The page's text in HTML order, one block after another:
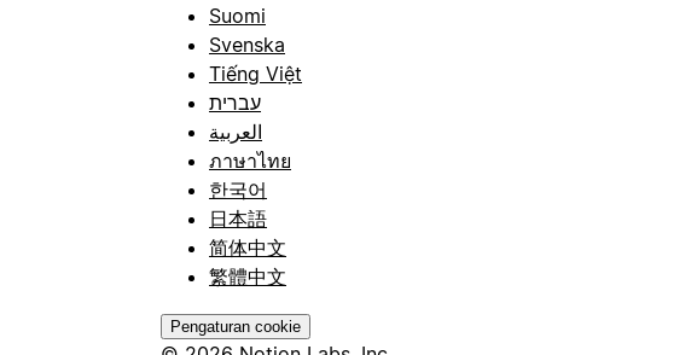
Suomi
Svenska
Tiếng Việt
עברית
العربية
ภาษาไทย
한국어
日本語
简体中文
繁體中文
Pengaturan cookie